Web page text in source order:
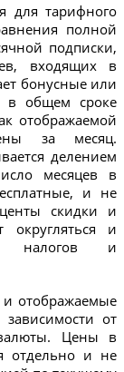
для тарифного
полной
подписки,
входящих в
бонусные или
в общем сроке
отображаемой
за месяц.
делением
месяцев в
и не
скидки и
и
налогов и
отображаемые
от
Цены в
отдельно и не